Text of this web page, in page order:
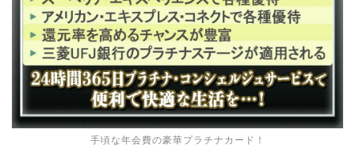
手頃な年会費の豪華プラチナカード！